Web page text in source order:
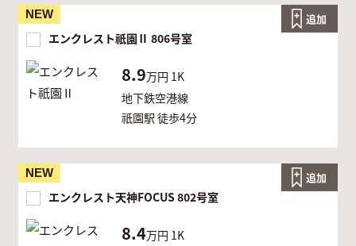
NEW
エンクレスト祇園Ⅱ 806号室
8.9万円 1K
地下鉄空港線
祇園駅 徒歩4分
追加
NEW
エンクレスト天神FOCUS 802号室
8.4万円 1K
追加